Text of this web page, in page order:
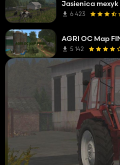
Jasienica
6 423
AGRI OC Map
5 142